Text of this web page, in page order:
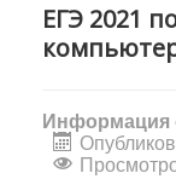
ЕГЭ 2021
Информация